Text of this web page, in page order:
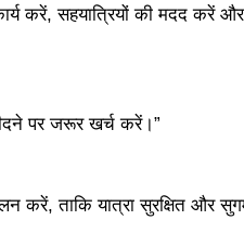
करें, सहयात्रियों की मदद करें और
पर जरूर खर्च करें।”
करें, ताकि यात्रा सुरक्षित और